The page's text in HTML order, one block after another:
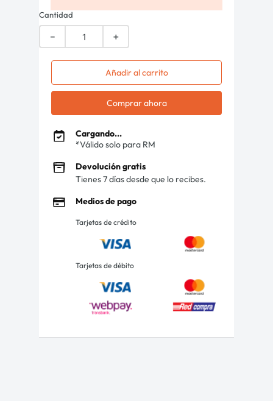
Cantidad
＋
－
Añadir al carrito
Comprar ahora
Cargando...
*Válido solo para RM
Devolución gratis
Tienes 7 días desde que lo recibes.
Medios de pago
Tarjetas de crédito
Tarjetas de débito